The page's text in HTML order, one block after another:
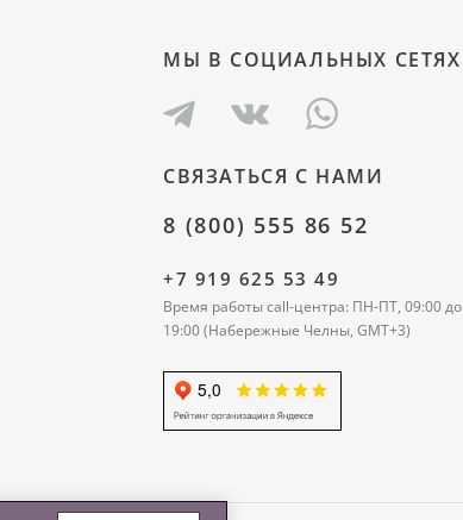
МЫ В СОЦИАЛЬНЫХ СЕТЯХ
СВЯЗАТЬСЯ С НАМИ
8 (800) 555 86 52
+7 919 625 53 49
Время работы call-центра: ПН-ПТ, 09:00 до
19:00 (Набережные Челны, GMT+3)